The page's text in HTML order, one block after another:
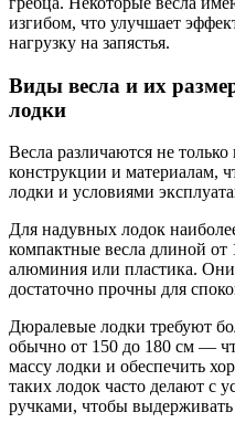
изгибом, что улучшает
нагрузку на запястья.
Виды весла и их
лодки
Весла различаются не
конструкции и материалам,
лодки и условиями
Для надувных лодок
компактные весла длиной от
алюминия или пластика.
достаточно прочны для
Дюралевые лодки требуют
обычно от 150 до 180 см —
массу лодки и обеспечить
таких лодок часто делают с
ручками, чтобы